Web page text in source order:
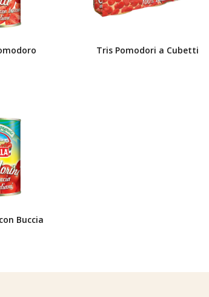
Tris Pomodori a Cubetti
Buccia